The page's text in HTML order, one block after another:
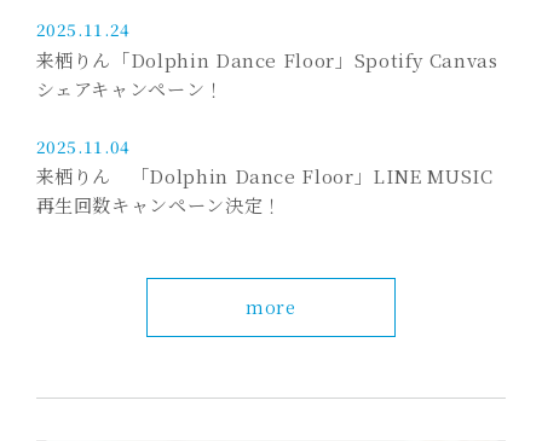
2025.11.24
来栖りん「Dolphin Dance Floor」Spotify Canvas
シェアキャンペーン！
2025.11.04
来栖りん 「Dolphin Dance Floor」LINE MUSIC
再生回数キャンペーン決定！
more